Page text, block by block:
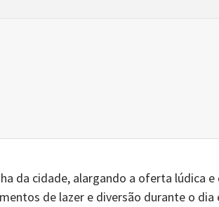
da cidade, alargando a oferta lúdica e
de lazer e diversão durante o dia